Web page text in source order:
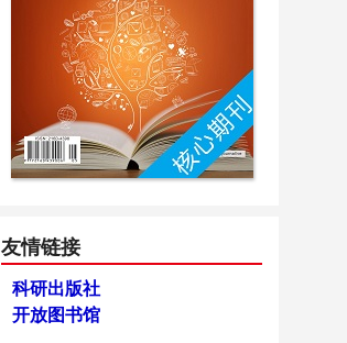
友情链接
科研出版社
开放图书馆